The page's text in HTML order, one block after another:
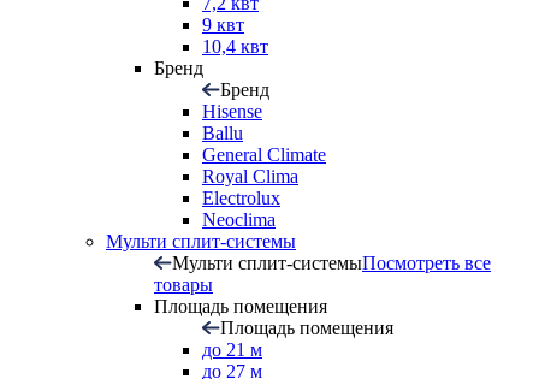
9 квт
10,4 квт
Бренд
Бренд
Hisense
Ballu
General Climate
Royal Clima
Electrolux
Neoclima
Мульти сплит-системы
Мульти сплит-системыПосмотреть все
товары
Площадь помещения
Площадь помещения
до 21 м
до 27 м